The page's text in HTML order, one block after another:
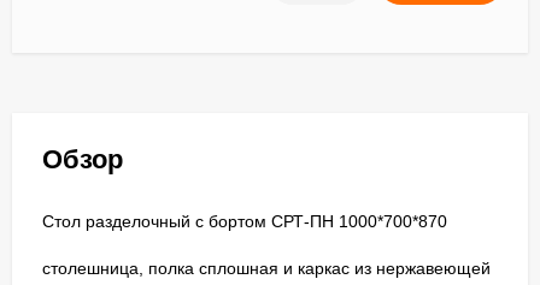
Обзор
Стол разделочный с бортом СРТ-ПН 1000*700*870
столешница, полка сплошная и каркас из нержавеющей